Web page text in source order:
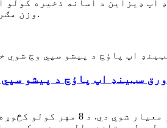
ډیزاین د اسانه ذخیره
وزن مګر قوي جوړښت د رطوبت او ککړتیا څخه ساتنه تضمینوي.
د څارویو خواړه په دې وروستیو